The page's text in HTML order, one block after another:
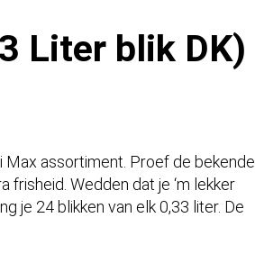
Liter blik DK)
Max assortiment. Proef de bekende
Wedden dat je ‘m lekker
je 24 blikken van elk 0,33 liter. De